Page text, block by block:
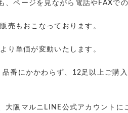
、ページを見ながら電話やFAXで
売もおこなっております。
り単価が変動いたします。
番にかかわらず、12足以上ご購
大阪マルニLINE公式アカウントに